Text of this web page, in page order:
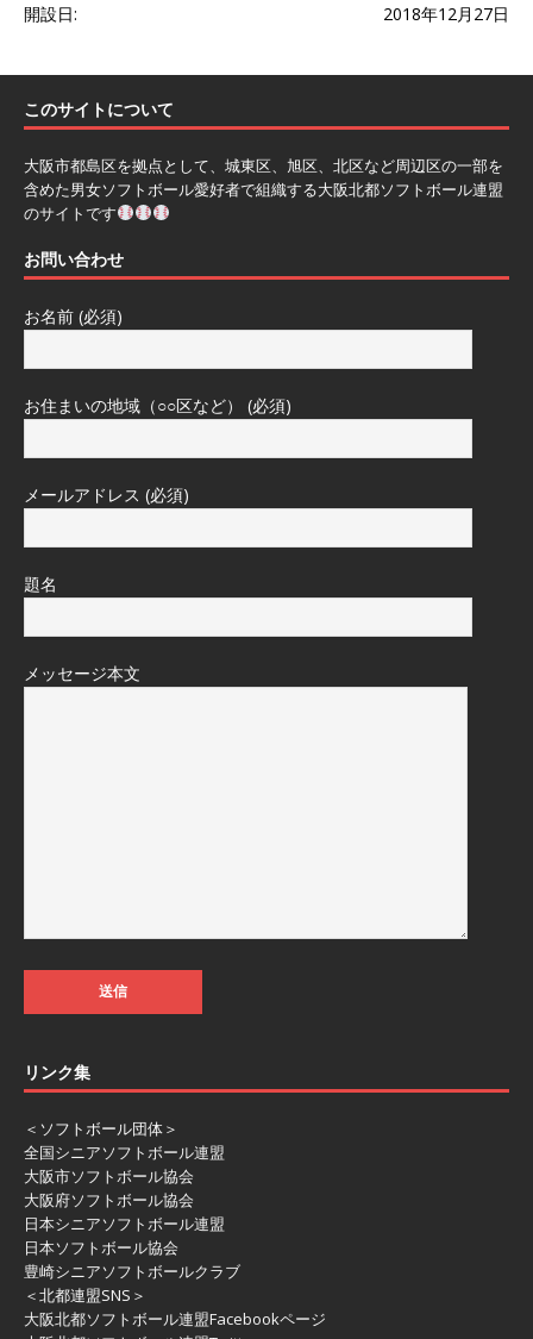
2018年12月27日
開設日:
このサイトについて
大阪市都島区を拠点として、城東区、旭区、北区など周辺区の一部を
含めた男女ソフトボール愛好者で組織する大阪北都ソフトボール連盟
のサイトです
お問い合わせ
お名前 (必須)
お住まいの地域（○○区など） (必須)
メールアドレス (必須)
題名
メッセージ本文
リンク集
＜ソフトボール団体＞
全国シニアソフトボール連盟
大阪市ソフトボール協会
大阪府ソフトボール協会
日本シニアソフトボール連盟
日本ソフトボール協会
豊崎シニアソフトボールクラブ
＜北都連盟SNS＞
大阪北都ソフトボール連盟Facebookページ